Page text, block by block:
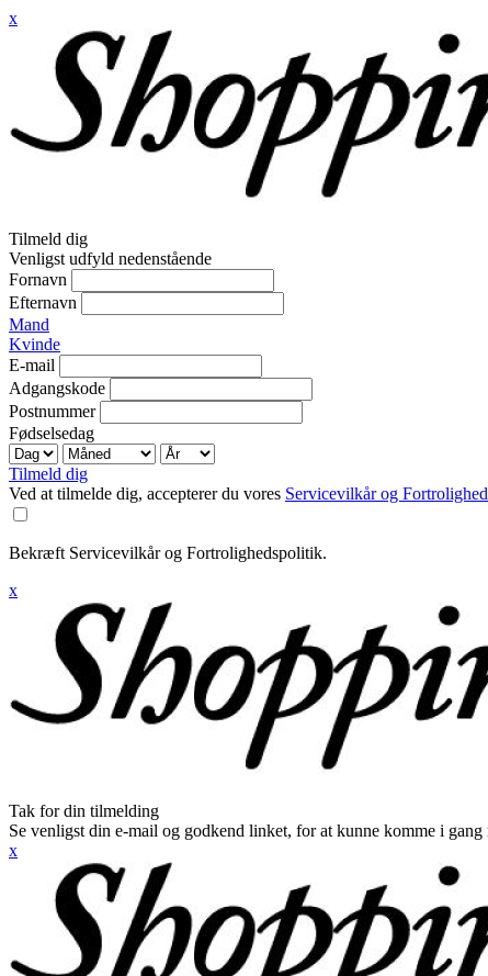
x
Tilmeld dig
Venligst udfyld nedenstående
Fornavn
Efternavn
Mand
Kvinde
E-mail
Adgangskode
Postnummer
Fødselsedag
Tilmeld dig
Ved at tilmelde dig, accepterer du vores Servicevilkår og
Bekræft Servicevilkår og Fortrolighedspolitik.
x
Tak for din tilmelding
Se venligst din e-mail og godkend linket, for at kunne komme i gang
x